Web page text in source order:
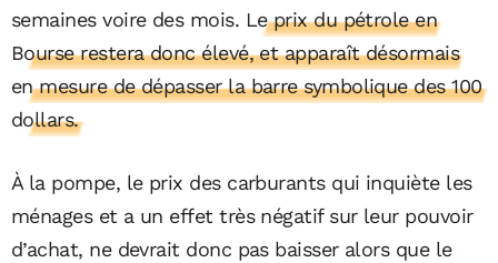
semaines voire des mois. Le prix du pétrole en
Bourse restera donc élevé, et apparaît désormais
en mesure de dépasser la barre symbolique des 100
dollars.
À la pompe, le prix des carburants qui inquiète les
ménages et a un effet très négatif sur leur pouvoir
d’achat, ne devrait donc pas baisser alors que le